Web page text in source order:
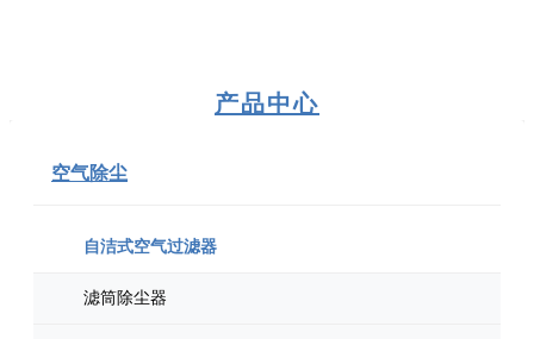
产品中心
空气除尘
自洁式空气过滤器
滤筒除尘器